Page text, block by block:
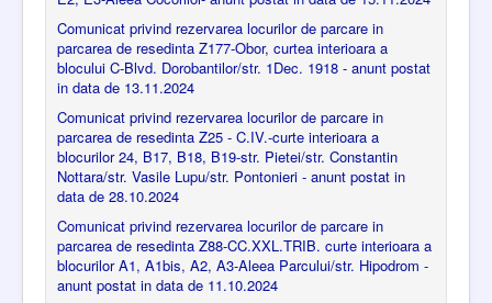
Comunicat privind rezervarea locurilor de parcare in
parcarea de resedinta Z177-Obor, curtea interioara a
blocului C-Blvd. Dorobantilor/str. 1Dec. 1918 - anunt postat
in data de 13.11.2024
Comunicat privind rezervarea locurilor de parcare in
parcarea de resedinta Z25 - C.IV.-curte interioara a
blocurilor 24, B17, B18, B19-str. Pietei/str. Constantin
Nottara/str. Vasile Lupu/str. Pontonieri - anunt postat in
data de 28.10.2024
Comunicat privind rezervarea locurilor de parcare in
parcarea de resedinta Z88-CC.XXL.TRIB. curte interioara a
blocurilor A1, A1bis, A2, A3-Aleea Parcului/str. Hipodrom -
anunt postat in data de 11.10.2024